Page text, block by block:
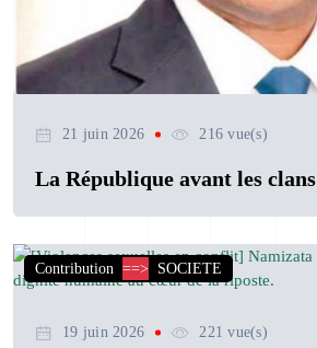
21 juin 2026 216 vue(s)
La République avant les clans
Contribution ==> SOCIETE
19 juin 2026 221 vue(s)